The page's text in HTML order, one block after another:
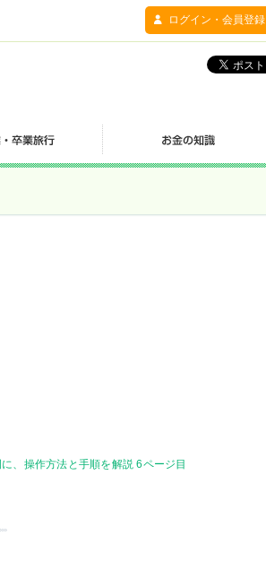
ログイン・会員登録
、操作方法と手順を解説 6ページ目